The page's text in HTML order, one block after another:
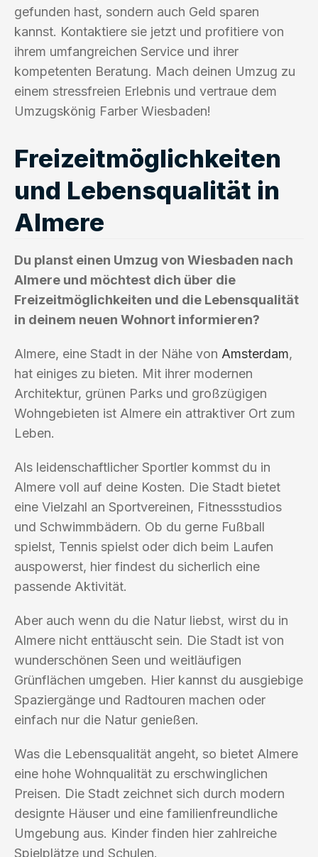
gefunden hast, sondern auch Geld sparen
kannst. Kontaktiere sie jetzt und profitiere von
ihrem umfangreichen Service und ihrer
kompetenten Beratung. Mach deinen Umzug zu
einem stressfreien Erlebnis und vertraue dem
Umzugskönig Farber Wiesbaden!
Freizeitmöglichkeiten
und Lebensqualität in
Almere
Du planst einen Umzug von Wiesbaden nach
Almere und möchtest dich über die
Freizeitmöglichkeiten und die Lebensqualität
in deinem neuen Wohnort informieren?
Almere, eine Stadt in der Nähe von Amsterdam,
hat einiges zu bieten. Mit ihrer modernen
Architektur, grünen Parks und großzügigen
Wohngebieten ist Almere ein attraktiver Ort zum
Leben.
Als leidenschaftlicher Sportler kommst du in
Almere voll auf deine Kosten. Die Stadt bietet
eine Vielzahl an Sportvereinen, Fitnessstudios
und Schwimmbädern. Ob du gerne Fußball
spielst, Tennis spielst oder dich beim Laufen
auspowerst, hier findest du sicherlich eine
passende Aktivität.
Aber auch wenn du die Natur liebst, wirst du in
Almere nicht enttäuscht sein. Die Stadt ist von
wunderschönen Seen und weitläufigen
Grünflächen umgeben. Hier kannst du ausgiebige
Spaziergänge und Radtouren machen oder
einfach nur die Natur genießen.
Was die Lebensqualität angeht, so bietet Almere
eine hohe Wohnqualität zu erschwinglichen
Preisen. Die Stadt zeichnet sich durch modern
designte Häuser und eine familienfreundliche
Umgebung aus. Kinder finden hier zahlreiche
Spielplätze und Schulen.